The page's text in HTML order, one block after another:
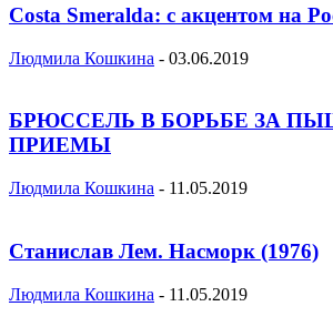
Costa Smeralda: с акцентом на
Людмила Кошкина - 03.06.2019
БРЮССЕЛЬ В БОРЬБЕ ЗА
ПРИЕМЫ
Людмила Кошкина - 11.05.2019
Станислав Лем. Насморк (1976)
Людмила Кошкина - 11.05.2019